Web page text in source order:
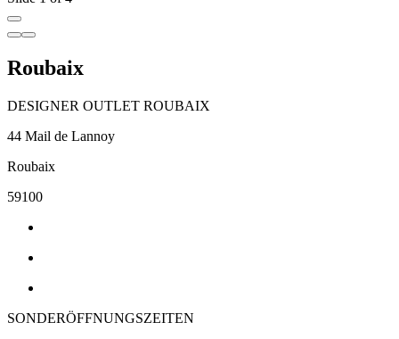
Roubaix
DESIGNER OUTLET ROUBAIX
44 Mail de Lannoy
Roubaix
59100
SONDERÖFFNUNGSZEITEN